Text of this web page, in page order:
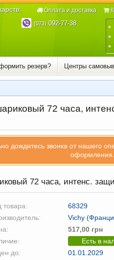
(073)092-77-38
Оплата и доставка
резерв? Центры
72 часа,
дождитесь звонка от нашего
оформления.
72 часа, интенс.
товара:
68329
Vichy
517,00 грн
Есть в
до:
01.01.2029